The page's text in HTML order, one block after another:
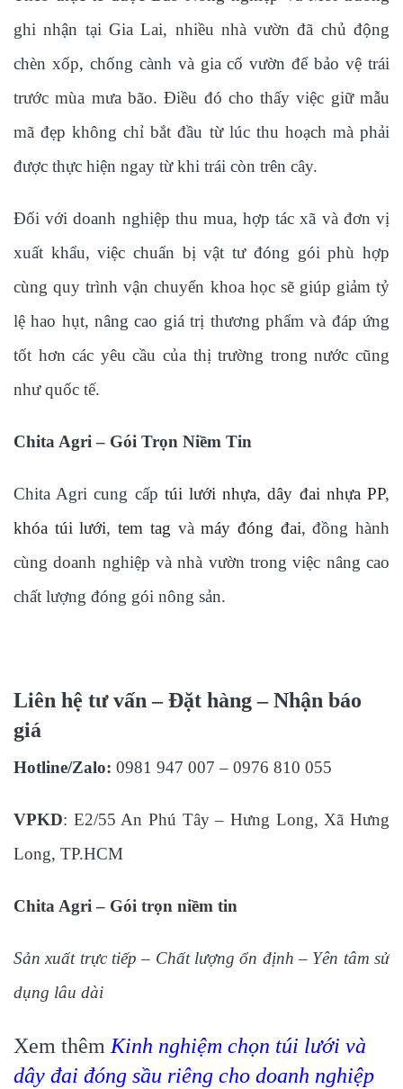
ghi nhận tại Gia Lai, nhiều nhà vườn đã chủ động
chèn xốp, chống cành và gia cố vườn để bảo vệ trái
trước mùa mưa bão. Điều đó cho thấy việc giữ mẫu
mã đẹp không chỉ bắt đầu từ lúc thu hoạch mà phải
được thực hiện ngay từ khi trái còn trên cây.
Đối với doanh nghiệp thu mua, hợp tác xã và đơn vị
xuất khẩu, việc chuẩn bị vật tư đóng gói phù hợp
cùng quy trình vận chuyển khoa học sẽ giúp giảm tỷ
lệ hao hụt, nâng cao giá trị thương phẩm và đáp ứng
tốt hơn các yêu cầu của thị trường trong nước cũng
như quốc tế.
Chita Agri – Gói Trọn Niềm Tin
Chita Agri cung cấp túi lưới nhựa,dây đai nhựa PP,
khóa túi lưới,tem tag vàmáy đóng đai, đồng hành
cùng doanh nghiệp và nhà vườn trong việc nâng cao
chất lượng đóng gói nông sản.
Liên hệ tư vấn – Đặt hàng – Nhận báo
giá
Hotline/Zalo: 0981 947 007 – 0976 810 055
VPKD: E2/55 An Phú Tây – Hưng Long, Xã Hưng
Long, TP.HCM
Chita Agri – Gói trọn niềm tin
Sản xuất trực tiếp – Chất lượng ổn định – Yên tâm sử
dụng lâu dài
Xem thêm Kinh nghiệm chọn túi lưới và
dây đai đóng sầu riêng cho doanh nghiệp